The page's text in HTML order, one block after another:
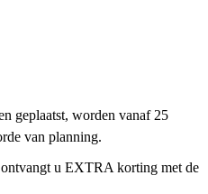
geplaatst, worden vanaf 25
van planning.
u EXTRA korting met de